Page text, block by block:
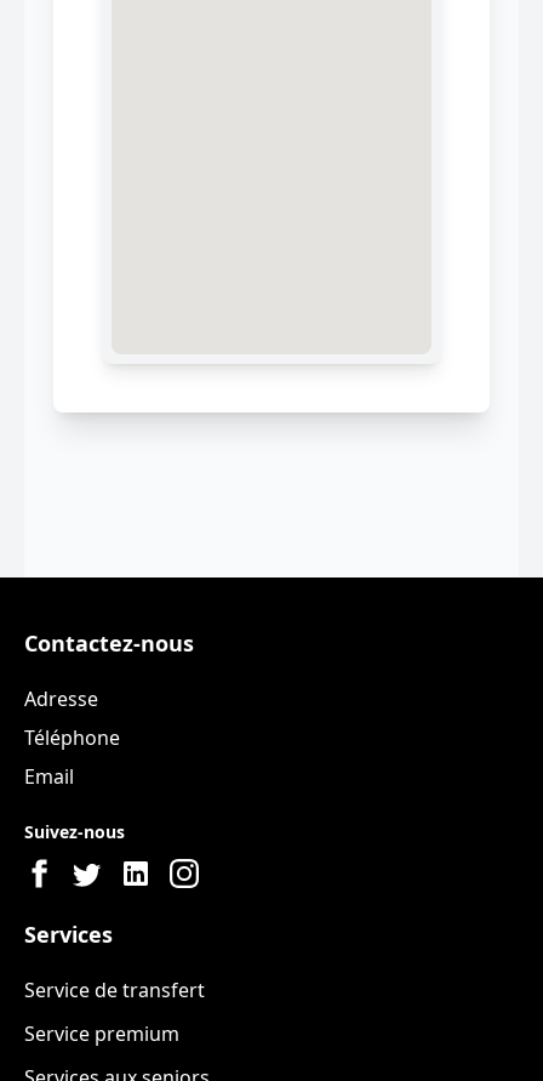
Contactez-nous
Adresse
Téléphone
Email
Suivez-nous
Services
Service de transfert
Service premium